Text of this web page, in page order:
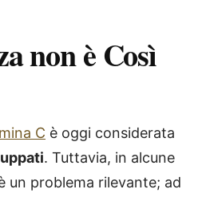
non è Così
C è oggi considerata
. Tuttavia, in alcune
un problema rilevante; ad